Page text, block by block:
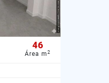
46
Área m 2